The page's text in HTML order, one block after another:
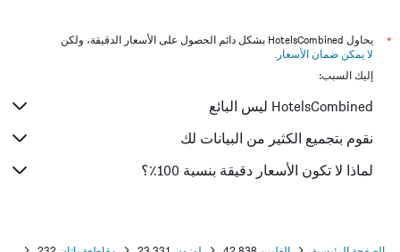
*
يحاول HotelsCombined بشكل دائم الحصول على الأسعار الدقيقة، ولكن
لا يمكن ضمان الأسعار .
إليك السبب:
HotelsCombined ليس البائع
نقوم بتجميع الكثير من البيانات لك
لماذا لا تكون الأسعار دقيقة بنسبة 100٪؟